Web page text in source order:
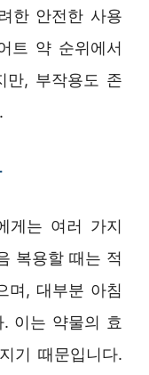
한 안전한 사용
트 약 순위에서
만, 부작용도 존
게는 여러 가지
복용할 때는 적
며, 대부분 아침
이는 약물의 효
기 때문입니다.